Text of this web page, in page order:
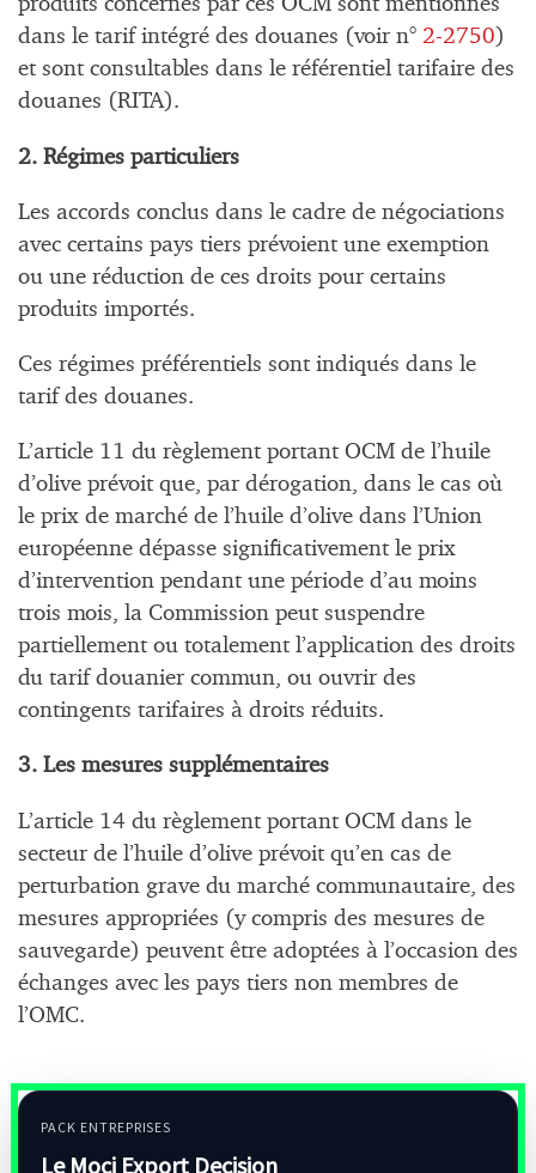
produits concernés par ces OCM sont mentionnés
dans le tarif intégré des douanes (voir n° 2-2750 )
et sont consultables dans le référentiel tarifaire des
douanes (RITA).
2. Régimes particuliers
Les accords conclus dans le cadre de négociations
avec certains pays tiers prévoient une exemption
ou une réduction de ces droits pour certains
produits importés.
Ces régimes préférentiels sont indiqués dans le
tarif des douanes.
L’article 11 du règlement portant OCM de l’huile
d’olive prévoit que, par dérogation, dans le cas où
le prix de marché de l’huile d’olive dans l’Union
européenne dépasse significativement le prix
d’intervention pendant une période d’au moins
trois mois, la Commission peut suspendre
partiellement ou totalement l’application des droits
du tarif douanier commun, ou ouvrir des
contingents tarifaires à droits réduits.
3. Les mesures supplémentaires
L’article 14 du règlement portant OCM dans le
secteur de l’huile d’olive prévoit qu’en cas de
perturbation grave du marché communautaire, des
mesures appropriées (y compris des mesures de
sauvegarde) peuvent être adoptées à l’occasion des
échanges avec les pays tiers non membres de
l’OMC.
PACK ENTREPRISES
Le Moci Export Decision